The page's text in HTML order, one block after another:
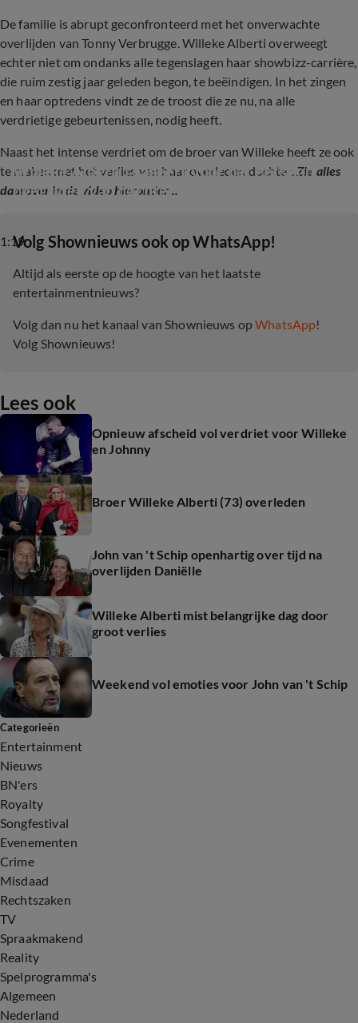
De familie is abrupt geconfronteerd met het onverwachte
overlijden van Tonny Verbrugge. Willeke Alberti overweegt
echter niet om ondanks alle tegenslagen haar showbizz-carrière,
die ruim zestig jaar geleden begon, te beëindigen. In het zingen
en haar optredens vindt ze de troost die ze nu, na alle
verdrietige gebeurtenissen, nodig heeft.
Naast het intense verdriet om de broer van Willeke heeft ze ook
te maken met het verlies van haar overleden dochter.Zie alles
daarover in de video hieronder...
1:19
Willeke Alberti reageert voor het eerst op
overlijden van dochter Danielle
‎Volg Shownieuws ook op WhatsApp!
Altijd als eerste op de hoogte van het laatste
entertainmentnieuws?
Volg dan nu het kanaal van Shownieuws opWhatsApp!
Volg Shownieuws!
Lees ook
Opnieuw afscheid vol verdriet voor Willeke
en Johnny
Broer Willeke Alberti (73) overleden
John van 't Schip openhartig over tijd na
overlijden Daniëlle
Willeke Alberti mist belangrijke dag door
groot verlies
Weekend vol emoties voor John van 't Schip
Categorieën
Entertainment
Nieuws
BN'ers
Royalty
Songfestival
Evenementen
Crime
Misdaad
Rechtszaken
TV
Spraakmakend
Reality
Spelprogramma's
Algemeen
Nederland